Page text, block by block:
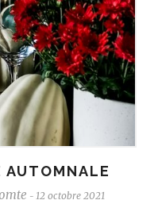
- 12 octobre 2021